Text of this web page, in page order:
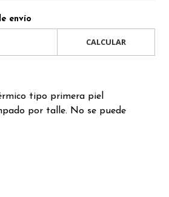
envío
CALCULAR
tipo primera piel
por talle. No se puede